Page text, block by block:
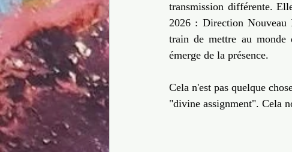
transmission différente.
2026 : Direction Nouveau
train de mettre au monde
émerge de la présence.
Cela n'est pas quelque
"divine assignment". Cela